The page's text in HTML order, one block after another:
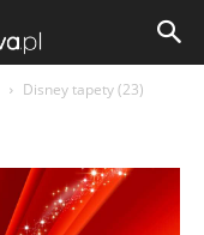
Disney tapety (23)